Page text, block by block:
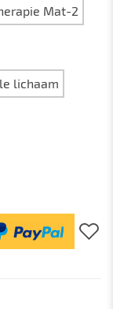
Mat-2
lichaam